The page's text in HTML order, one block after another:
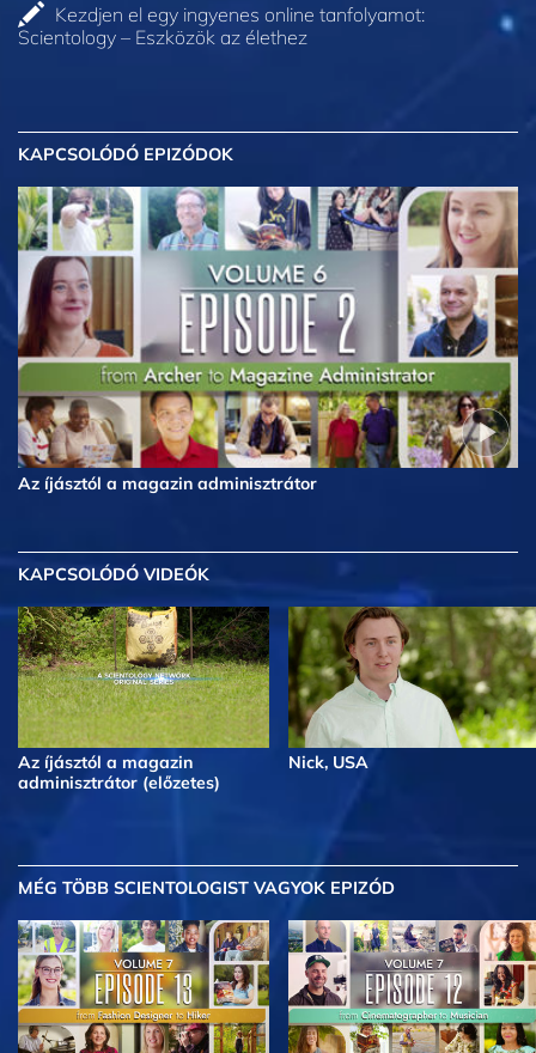
Kezdjen el egy ingyenes online tanfolyamot:
Scientology – Eszközök az élethez
KAPCSOLÓDÓ EPIZÓDOK
Az íjásztól a magazin adminisztrátor
KAPCSOLÓDÓ VIDEÓK
Az íjásztól a magazin
adminisztrátor (előzetes)
Nick, USA
MÉG TÖBB SCIENTOLOGIST VAGYOK EPIZÓD